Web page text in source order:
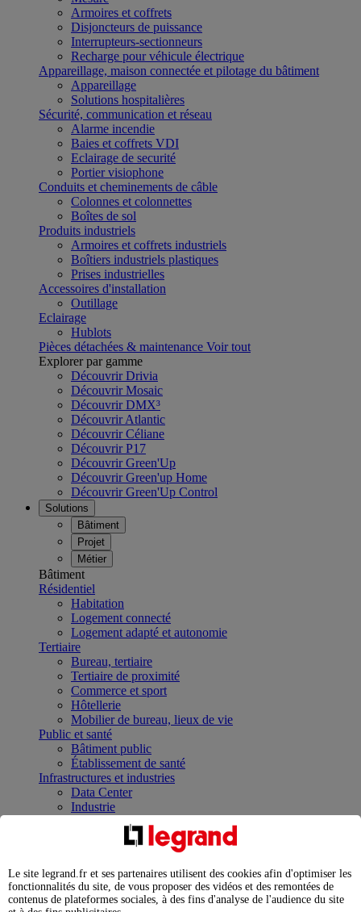
Armoires et coffrets
Disjoncteurs de puissance
Interrupteurs-sectionneurs
Recharge pour véhicule électrique
Appareillage, maison connectée et pilotage du bâtiment
Appareillage
Solutions hospitalières
Sécurité, communication et réseau
Alarme incendie
Baies et coffrets VDI
Eclairage de securité
Portier visiophone
Conduits et cheminements de câble
Colonnes et colonnettes
Boîtes de sol
Produits industriels
Armoires et coffrets industriels
Boîtiers industriels plastiques
Prises industrielles
Accessoires d'installation
Outillage
Eclairage
Hublots
Pièces détachées & maintenance Voir tout
Explorer par gamme
Découvrir Drivia
Découvrir Mosaic
Découvrir DMX³
Découvrir Atlantic
Découvrir Céliane
Découvrir P17
Découvrir Green'Up
Découvrir Green'up Home
Découvrir Green'Up Control
Solutions
Bâtiment
Projet
Métier
Bâtiment
Résidentiel
Habitation
Logement connecté
Logement adapté et autonomie
Tertiaire
Bureau, tertiaire
Tertiaire de proximité
Commerce et sport
Hôtellerie
Mobilier de bureau, lieux de vie
Public et santé
Bâtiment public
Établissement de santé
Infrastructures et industries
Data Center
Industrie
Infrastructures
Contrôler et planifier le fonctionnement des appareils
Répartir et optimiser son tableau électrique
Legrand Data Center Solutions : concentrer les
expertises au service de vos performances
Le site legrand.fr et ses partenaires utilisent des cookies afin d'optimiser les
fonctionnalités du site, de vous proposer des vidéos et des remontées de
contenus de plateformes sociales, à des fins d'analyse de l'audience du site